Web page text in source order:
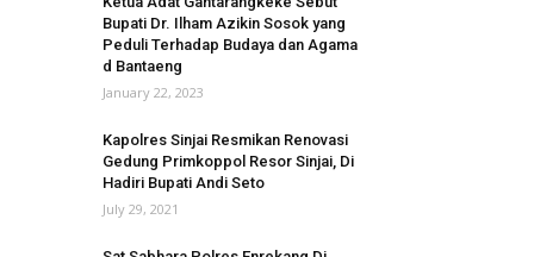
Bupati Dr. Ilham Azikin Sosok yang
Peduli Terhadap Budaya dan Agama
d Bantaeng
January 22, 2023
Kapolres Sinjai Resmikan Renovasi
Gedung Primkoppol Resor Sinjai, Di
Hadiri Bupati Andi Seto
July 29, 2021